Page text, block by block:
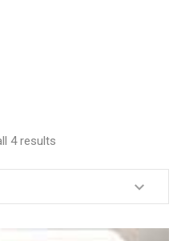
4 results